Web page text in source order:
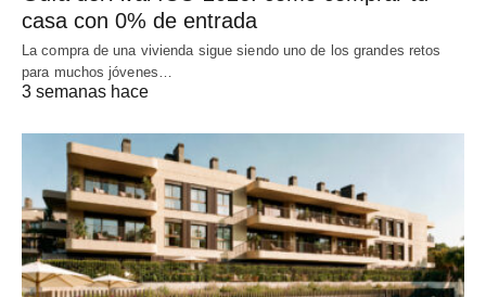
casa con 0% de entrada
La compra de una vivienda sigue siendo uno de los grandes retos
para muchos jóvenes…
3 semanas hace